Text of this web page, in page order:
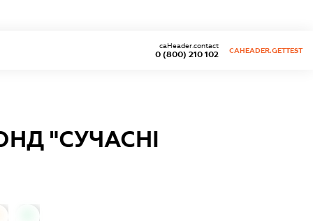
0 (800) 210 102
caHeader.contact
CAHEADER.GETTEST
"СУЧАСНІ